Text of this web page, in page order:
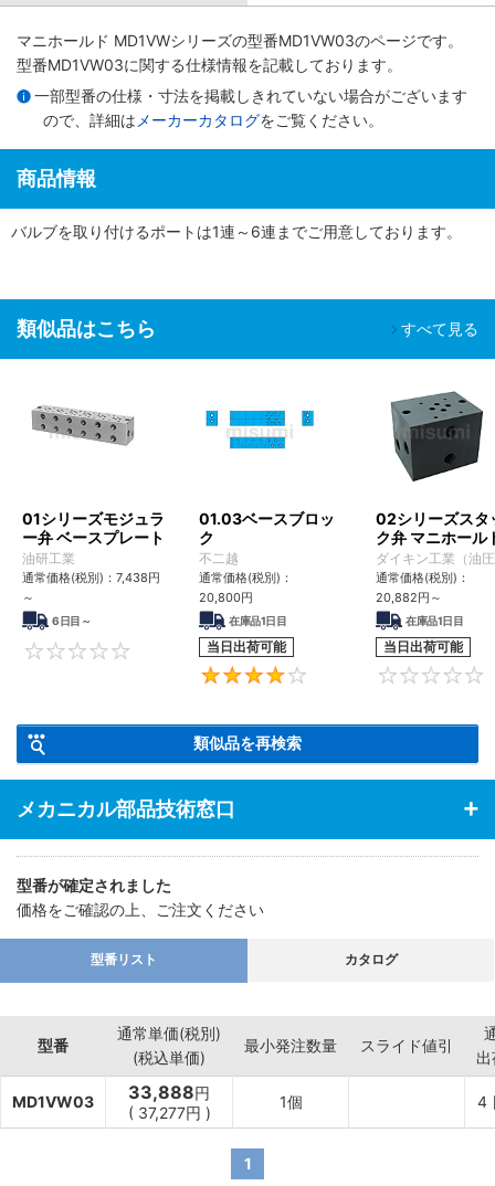
マニホールド MD1VWシリーズの型番MD1VW03のページです。
型番MD1VW03に関する仕様情報を記載しております。
一部型番の仕様・寸法を掲載しきれていない場合がございます
ので、詳細は メーカーカタログをご覧ください。
商品情報
バルブを取り付けるポートは1連～6連までご用意しております。
類似品はこちら すべて見る
01シリーズモジュラ
ー弁 ベースプレート
油研工業
通常価格(税別)： 7,438円
～
6日目～
0
01.03ベースブロッ
ク
不二越
通常価格(税別)：
20,800円
在庫品1日目
当日出荷可能
4
02シリーズスタ
ク弁 マニホール
ロック
ダイキン工業（油
通常価格(税別)：
20,882円 ～
在庫品1日目
当日出荷可能
類似品を再検索
メカニカル部品技術窓口
型番が確定されました
価格をご確認の上、ご注文ください
型番リスト カタログ
型番
通常単価(税別)
(税込単価)
最小発注数量 スライド値引
MD1VW03 33,888円
( 37,277円 )
1個 4
1